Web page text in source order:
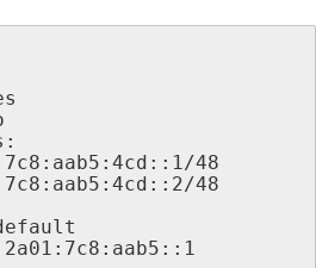
via: 2a01:7c8:aab5::1